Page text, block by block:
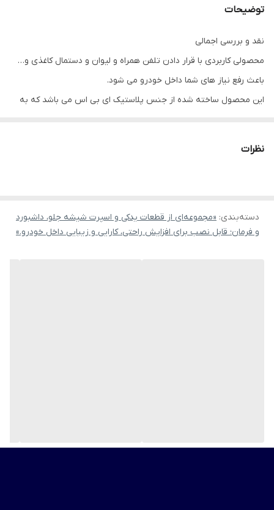
توضیحات
نقد و بررسی اجمالی
محصولی کاربردی با قرار دادن تلفن همراه و لیوان و دستمال کاغذی و…
باعث رفع نیاز های شما داخل خودرو می شود.
این محصول ساخته شده از جنس پلاستیک ای بی اس می باشد که به
چسبی که داخل محصول تعبیه شده است بسیار قوی بوده و به مرور
نظرات
دسته‌بندی: «مجموعه‌ای از قطعات یدکی و اسپرت شیشه جلو، داشبورد
و فرمان؛ قابل نصب برای افزایش راحتی، کارایی و زیبایی داخل خودرو.»